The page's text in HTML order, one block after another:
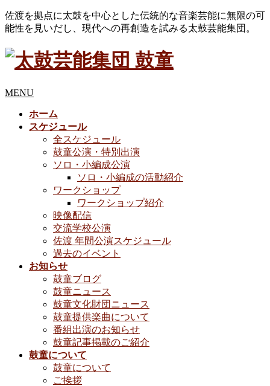
佐渡を拠点に太鼓を中心とした伝統的な音楽芸能に無限の可
能性を見いだし、現代への再創造を試みる太鼓芸能集団。
MENU
ホーム
スケジュール
全スケジュール
鼓童公演・特別出演
ソロ・小編成公演
ソロ・小編成の活動紹介
ワークショップ
ワークショップ紹介
映像配信
交流学校公演
佐渡 年間公演スケジュール
過去のイベント
お知らせ
鼓童ブログ
鼓童ニュース
鼓童文化財団ニュース
鼓童提供楽曲について
番組出演のお知らせ
鼓童記事掲載のご紹介
鼓童について
鼓童について
ご挨拶